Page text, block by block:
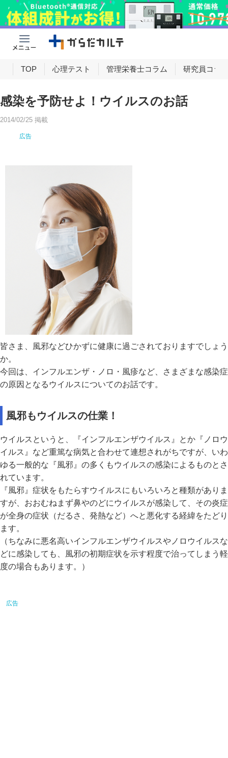
TOP 心理テスト 管理栄養士コラム 研究員コラ
感染を予防せよ！ウイルスのお話
2014/02/25 掲載
皆さま、風邪などひかずに健康に過ごされておりますでしょう
か。
今回は、インフルエンザ・ノロ・風疹など、さまざまな感染症
の原因となるウイルスについてのお話です。
風邪もウイルスの仕業！
ウイルスというと、『インフルエンザウイルス』とか『ノロウ
イルス』など重篤な病気と合わせて連想されがちですが、いわ
ゆる一般的な『風邪』の多くもウイルスの感染によるものとさ
れています。
『風邪』症状をもたらすウイルスにもいろいろと種類がありま
すが、おおむねまず鼻やのどにウイルスが感染して、その炎症
が全身の症状（だるさ、発熱など）へと悪化する経緯をたどり
ます。
（ちなみに悪名高いインフルエンザウイルスやノロウイルスな
どに感染しても、風邪の初期症状を示す程度で治ってしまう軽
度の場合もあります。）